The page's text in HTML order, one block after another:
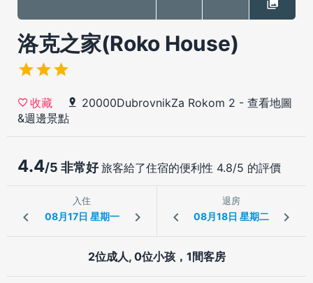
洛克之家(Roko House)
收藏 20000DubrovnikZa Rokom 2 - 查看地圖
&週邊景點
4.4/5 非常好旅客給了住宿的便利性 4.8/5 的評價
入住 退房
2位成人, 0位小孩，1間客房